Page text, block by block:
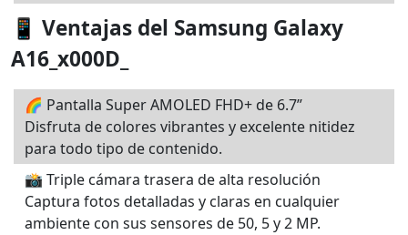
📱 Ventajas del Samsung Galaxy
A16_x000D_
🌈 Pantalla Super AMOLED FHD+ de 6.7”
Disfruta de colores vibrantes y excelente nitidez
para todo tipo de contenido.
📸 Triple cámara trasera de alta resolución
Captura fotos detalladas y claras en cualquier
ambiente con sus sensores de 50, 5 y 2 MP.